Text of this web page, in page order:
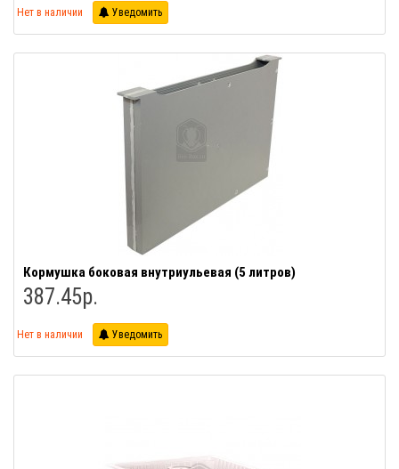
Нет в наличии Уведомить
Кормушка боковая внутриульевая (5 литров)
387.45р.
Нет в наличии Уведомить